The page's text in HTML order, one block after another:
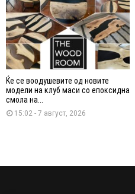
Ќе се воодушевите од новите
модели на клуб маси со епоксидна
смола на...
15:02 - 7 август, 2026